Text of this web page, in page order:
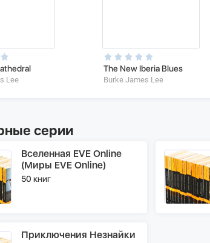
Lee
The New Iberia Blues
Burke James Lee
серии
Вселенная EVE Online
(Миры EVE Online)
50 книг
Приключения Незнайки